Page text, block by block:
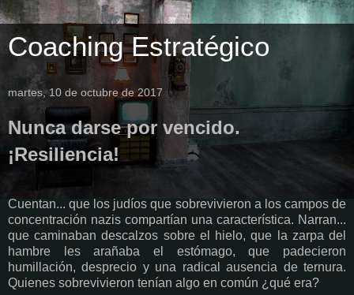
Coaching Estratégico
martes, 10 de octubre de 2017
Nunca darse por vencido.
¡Resiliencia!
Cuentan... que los judíos que sobrevivieron a los campos de
concentración nazis compartían una característica. Narran...
que caminaban descalzos sobre el hielo, que la zarpa del
hambre les arañaba el estómago, que padecieron
humillación, desprecio y una radical ausencia de ternura.
Quienes sobrevivieron tenían algo en común ¿qué era?